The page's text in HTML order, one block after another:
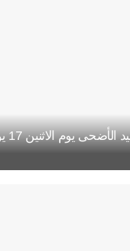
يوم الاثنين 17 يونيو